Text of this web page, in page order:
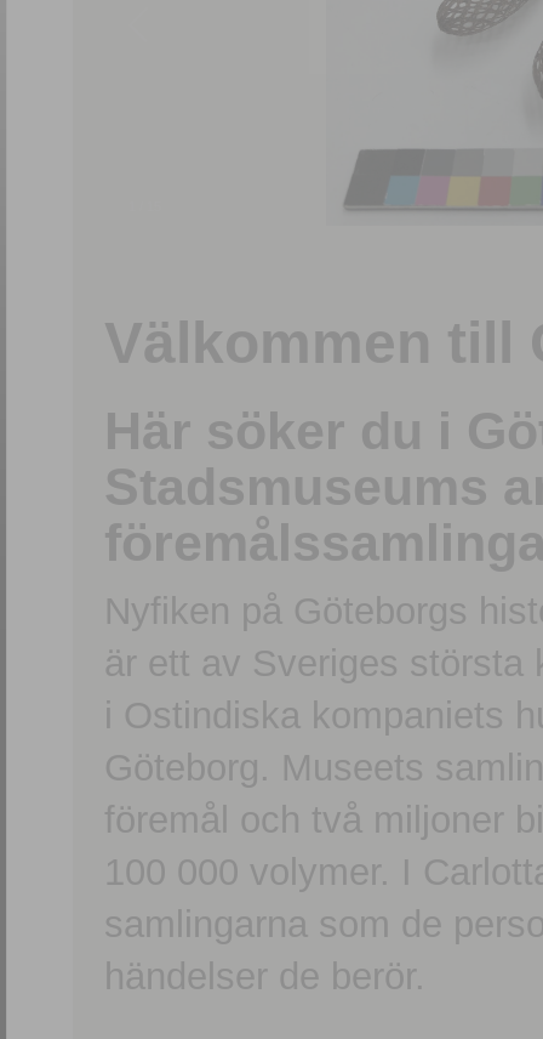
Välkommen till
Här söker du i
Stadsmuseums
Nyfiken på Göteborgs
är ett av Sveriges största
i Ostindiska kompaniets
Göteborg. Museets
föremål och två miljoner
100 000 volymer. I
samlingarna som de
händelser de berör.